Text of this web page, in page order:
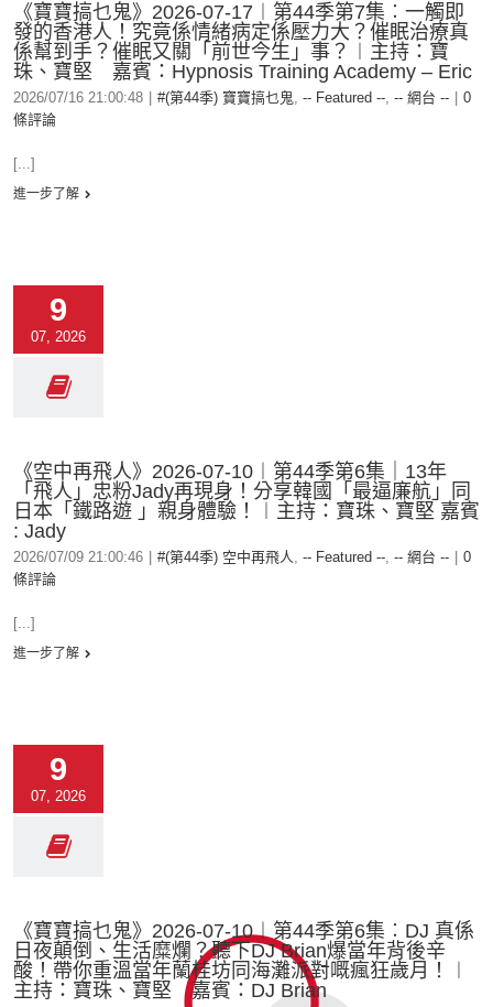
《寶寶搞乜鬼》2026-07-17︱第44季第7集︰一觸即
發的香港人！究竟係情緒病定係壓力大？催眠治療真
係幫到手？催眠又關「前世今生」事？︱主持：寶
珠、寶堅 嘉賓：Hypnosis Training Academy – Eric
2026/07/16 21:00:48 #(第44季) 寶寶搞乜鬼, -- Featured --, -- 網台 --
0
條評論
[...]
進一步了解
9
07, 2026
《空中再飛人》2026-07-10︱第44季第6集｜13年
「飛人」忠粉Jady再現身！分享韓國「最逼廉航」同
日本「鐵路遊 」親身體驗！︱主持：寶珠、寶堅 嘉賓
: Jady
2026/07/09 21:00:46 #(第44季) 空中再飛人, -- Featured --, -- 網台 --
0
條評論
[...]
進一步了解
9
07, 2026
《寶寶搞乜鬼》2026-07-10︱第44季第6集︰DJ 真係
日夜顛倒、生活糜爛？聽下DJ Brian爆當年背後辛
酸！帶你重溫當年蘭桂坊同海灘派對嘅瘋狂歲月！︱
主持：寶珠、寶堅 嘉賓：DJ Brian